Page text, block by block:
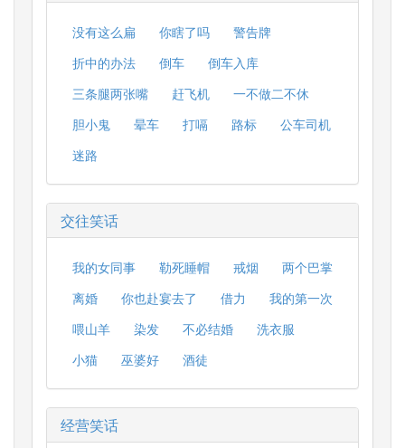
没有这么扁 你瞎了吗
警告牌
折中的办法
倒车
倒车入库
三条腿两张嘴
赶飞机
一不做二不休
胆小鬼
晕车 打嗝 路标
公车司机
迷路
交往笑话
我的女同事 勒死睡帽 戒烟
两个巴掌
离婚
你也赴宴去了 借力
我的第一次
喂山羊
染发 不必结婚
洗衣服
小猫
巫婆好 酒徒
经营笑话